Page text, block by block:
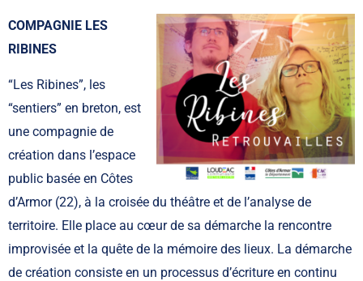
COMPAGNIE LES
RIBINES
“Les Ribines”, les
“sentiers” en breton, est
une compagnie de
création dans l’espace
public basée en Côtes
d’Armor (22), à la croisée du théâtre et de l’analyse de
territoire. Elle place au cœur de sa démarche la rencontre
improvisée et la quête de la mémoire des lieux. La démarche
de création consiste en un processus d’écriture en continu